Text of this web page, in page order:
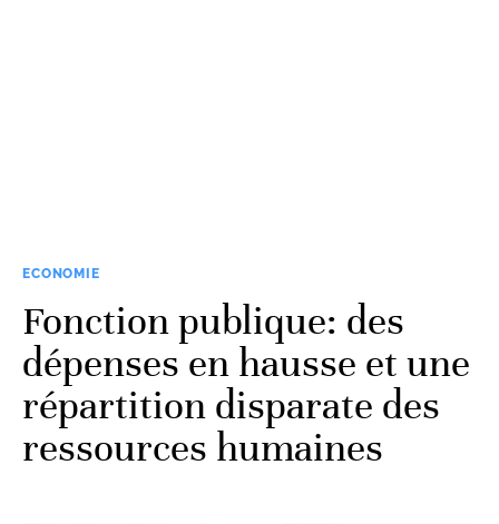
ECONOMIE
Fonction publique: des
dépenses en hausse et une
répartition disparate des
ressources humaines